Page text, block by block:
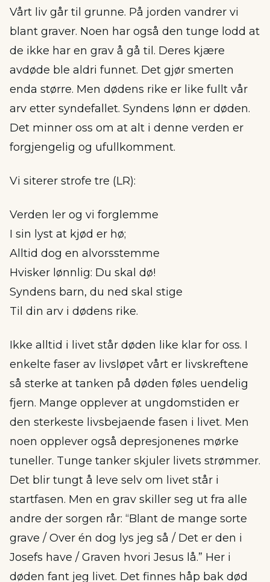
Vårt liv går til grunne. På jorden vandrer vi
blant graver. Noen har også den tunge lodd at
de ikke har en grav å gå til. Deres kjære
avdøde ble aldri funnet. Det gjør smerten
enda større. Men dødens rike er like fullt vår
arv etter syndefallet. Syndens lønn er døden.
Det minner oss om at alt i denne verden er
forgjengelig og ufullkomment.
Vi siterer strofe tre (LR):
Verden ler og vi forglemme
I sin lyst at kjød er hø;
Alltid dog en alvorsstemme
Hvisker lønnlig: Du skal dø!
Syndens barn, du ned skal stige
Til din arv i dødens rike.
Ikke alltid i livet står døden like klar for oss. I
enkelte faser av livsløpet vårt er livskreftene
så sterke at tanken på døden føles uendelig
fjern. Mange opplever at ungdomstiden er
den sterkeste livsbejaende fasen i livet. Men
noen opplever også depresjonenes mørke
tuneller. Tunge tanker skjuler livets strømmer.
Det blir tungt å leve selv om livet står i
startfasen. Men en grav skiller seg ut fra alle
andre der sorgen rår: “Blant de mange sorte
grave / Over én dog lys jeg så / Det er den i
Josefs have / Graven hvori Jesus lå.” Her i
døden fant jeg livet. Det finnes håp bak død